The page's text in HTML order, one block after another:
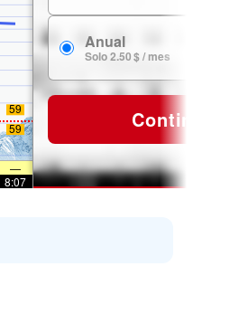
59
59
—
8:07
Anual
Solo 2.50 $ / mes
Continuar